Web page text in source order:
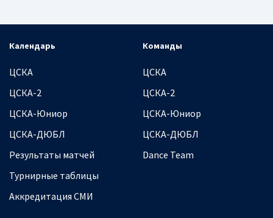
Календарь
ЦСКА
ЦСКА-2
ЦСКА-Юниор
ЦСКА-ДЮБЛ
Результаты матчей
Турнирные таблицы
Аккредитация СМИ
Команды
ЦСКА
ЦСКА-2
ЦСКА-Юниор
ЦСКА-ДЮБЛ
Dance Team